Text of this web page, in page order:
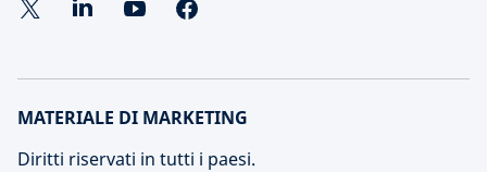
MATERIALE DI MARKETING
Diritti riservati in tutti i paesi.